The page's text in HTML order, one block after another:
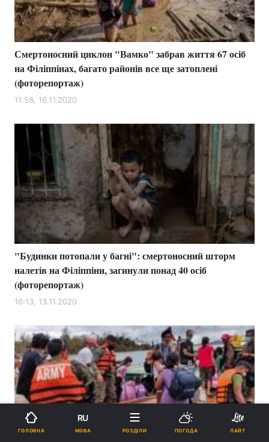
Смертоносний циклон "Вамко" забрав життя 67 осіб
на Філіппінах, багато районів все ще затоплені
(фоторепортаж)
11:58, 16.11.2020
"Будинки потопали у багні": смертоносний шторм
налетів на Філіппіни, загинули понад 40 осіб
(фоторепортаж)
16:13, 13.11.2020
ГОЛОВНА
RU
МОВА РОЗДІЛИ ПОГОДА ЛАЙТ